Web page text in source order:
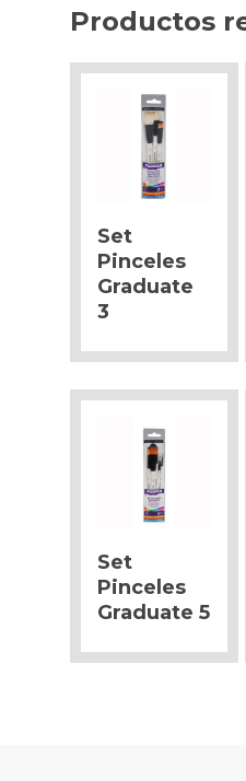
Productos
Set
Pinceles
Graduate
3
Set
Pinceles
Graduate 5